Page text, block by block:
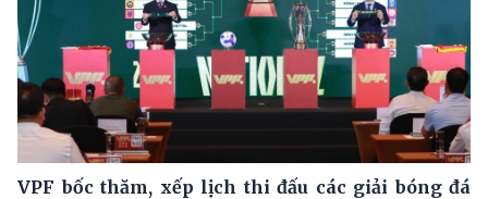
VPF bốc thăm, xếp lịch thi đấu các giải bóng đá